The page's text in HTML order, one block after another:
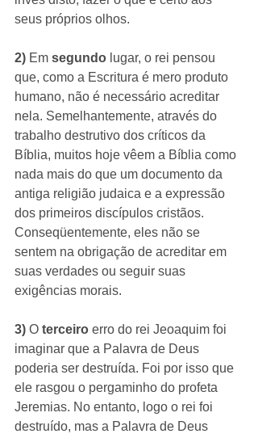
seus próprios olhos.
2) Em segundo lugar, o rei pensou
que, como a Escritura é mero produto
humano, não é necessário acreditar
nela. Semelhantemente, através do
trabalho destrutivo dos críticos da
Bíblia, muitos hoje vêem a Bíblia como
nada mais do que um documento da
antiga religião judaica e a expressão
dos primeiros discípulos cristãos.
Conseqüentemente, eles não se
sentem na obrigação de acreditar em
suas verdades ou seguir suas
exigências morais.
3) O terceiro erro do rei Jeoaquim foi
imaginar que a Palavra de Deus
poderia ser destruída. Foi por isso que
ele rasgou o pergaminho do profeta
Jeremias. No entanto, logo o rei foi
destruído, mas a Palavra de Deus